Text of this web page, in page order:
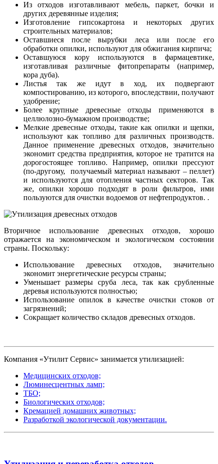
Из отходов изготавливают мебель, паркет, бочки и
других деревянные изделия;
Изготовление гипсокартона и некоторых других
строительных материалов;
Оставшиеся после вырубки леса или после его
обработки опилки, используют для обжигания кирпича;
Оставшуюся кору используются в фармацевтике,
изготавливая различные фитопрепараты (например,
кора дуба).
Листья так же идут в ход, их подвергают
компостированию, из которого, впоследствии, получают
удобрение;
Более крупные древесные отходы применяются в
целлюлозно-бумажном производстве;
Мелкие древесные отходы, такие как опилки и щепки,
используют как топливо для различных производств.
Данное применение древесных отходов, значительно
экономит средства предприятия, которое не тратится на
дорогостоящее топливо. Например, опилки прессуют
(по-другому, получаемый материал называют – пеллет)
и используются для отопления частных секторов. Так
же, опилки хорошо подходят в роли фильтров, ими
пользуются для очистки водоемов от нефтепродуктов. .
Вторичное использование древесных отходов, хорошо
отражается на экономическом и экологическом состоянии
страны. Поскольку:
Использование древесных отходов, значительно
экономит энергетические ресурсы страны;
Уменьшает размеры сруба леса, так как срубленные
деревья используются полностью;
Использование опилок в качестве очистки стоков от
загрязнений;
Сокращает количество складов древесных отходов.
Компания «Утилит Сервис» занимается утилизацией:
Медицинских отходов;
Люминесцентных ламп;
ТБО;
Биологических отходов;
Кремацией домашних животных;
Разработкой экологической документации.